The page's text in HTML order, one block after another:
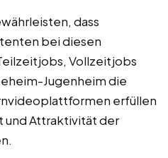
dass
bei diesen
Vollzeitjobs
Jugenheim die
erfüllen
und Attraktivität der